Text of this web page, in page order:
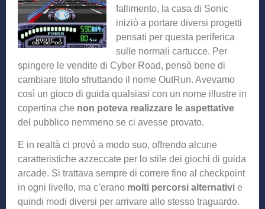
fallimento, la casa di Sonic
iniziò a portare diversi progetti
pensati per questa periferica
sulle normali cartucce. Per
spingere le vendite di Cyber Road, pensò bene di
cambiare titolo sfruttando il nome OutRun. Avevamo
così un gioco di guida qualsiasi con un nome illustre in
copertina che non poteva realizzare le aspettative
del pubblico nemmeno se ci avesse provato.
E in realtà ci provò a modo suo, offrendo alcune
caratteristiche azzeccate per lo stile dei giochi di guida
arcade. Si trattava sempre di correre fino al checkpoint
in ogni livello, ma c’erano molti percorsi alternativi e
quindi modi diversi per arrivare allo stesso traguardo.